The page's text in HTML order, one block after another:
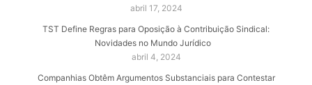
abril 17, 2024
TST Define Regras para Oposição à Contribuição Sindical:
Novidades no Mundo Jurídico
abril 4, 2024
Companhias Obtêm Argumentos Substanciais para Contestar